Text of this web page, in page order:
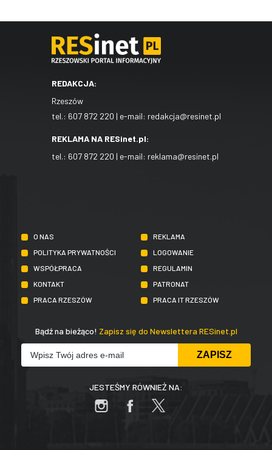
REDAKCJA:
Rzeszów
tel.: 607 872 220 | e-mail: redakcja@resinet.pl
REKLAMA NA RESinet.pl:
tel.: 607 872 220 | e-mail: reklama@resinet.pl
O NAS
REKLAMA
POLITYKA PRYWATNOŚCI
LOGOWANIE
WSPÓŁPRACA
REGULAMIN
KONTAKT
PATRONAT
PRACA RZESZÓW
PRACA IT RZESZÓW
Bądź na bieżąco! Zapisz się do Newslettera RESinet.pl
JESTEŚMY RÓWNIEŻ NA: